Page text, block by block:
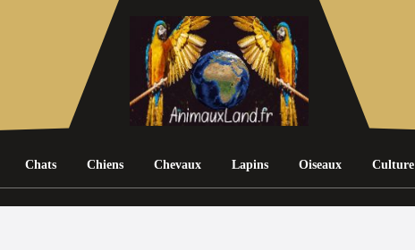
Chats Chiens Chevaux Lapins Oiseaux Culture